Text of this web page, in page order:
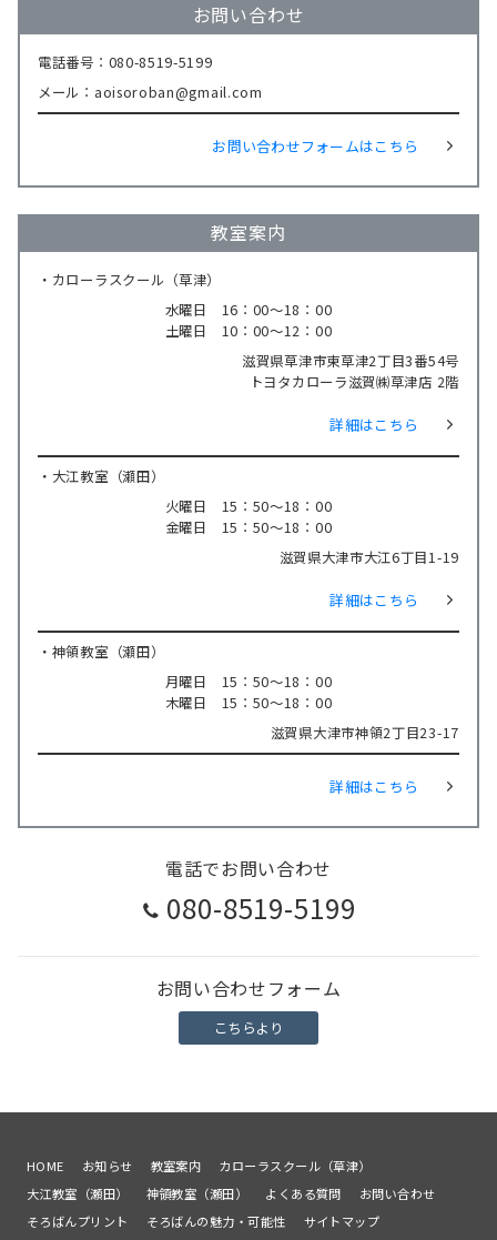
お問い合わせ
電話番号：080-8519-5199
メール：aoisoroban@gmail.com
お問い合わせフォームはこちら
教室案内
・カローラスクール（草津）
水曜日 16：00～18：00
土曜日 10：00～12：00
滋賀県草津市東草津2丁目3番54号
トヨタカローラ滋賀㈱草津店 2階
詳細はこちら
・大江教室（瀬田）
火曜日 15：50～18：00
金曜日 15：50～18：00
滋賀県大津市大江6丁目1-19
詳細はこちら
・神領教室（瀬田）
月曜日 15：50～18：00
木曜日 15：50～18：00
滋賀県大津市神領2丁目23-17
詳細はこちら
電話でお問い合わせ
080-8519-5199
お問い合わせフォーム
こちらより
HOME お知らせ 教室案内
カローラスクール（草津）
大江教室（瀬田）
神領教室（瀬田） よくある質問
お問い合わせ
そろばんプリント
そろばんの魅力・可能性 サイトマップ